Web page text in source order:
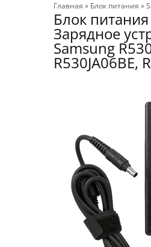
Главная » Блок питания »
Блок
Зарядное
Samsung
R530JA06BE,